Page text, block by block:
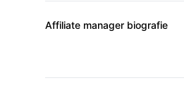
Affiliate manager biografie